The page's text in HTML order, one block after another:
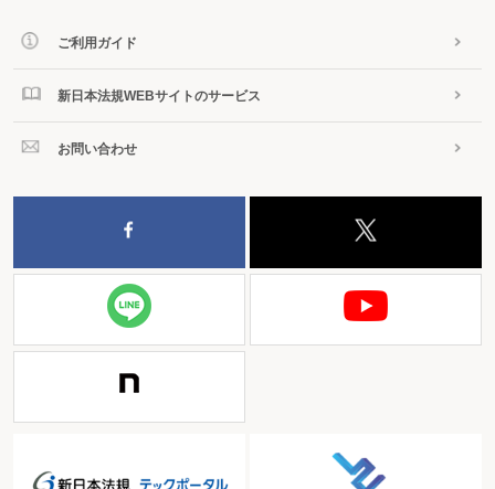
ご利用ガイド
新日本法規WEBサイトのサービス
お問い合わせ